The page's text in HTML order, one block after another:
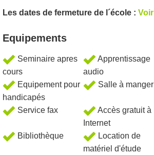
Les dates de fermeture de l´école : Voir
Equipements
Seminaire apres
cours
Apprentissage
audio
Equipement pour
handicapés
Salle à manger
Service fax
Accès gratuit à
Internet
Bibliothèque
Location de
matériel d'étude